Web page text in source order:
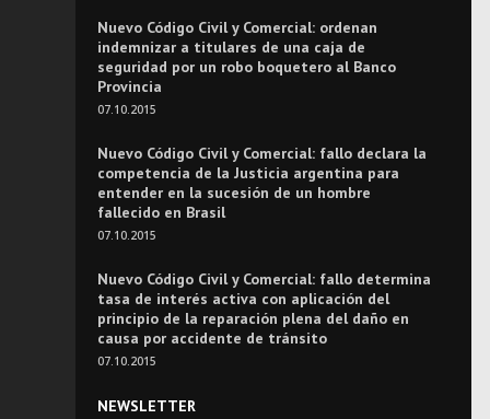
Nuevo Código Civil y Comercial: ordenan
indemnizar a titulares de una caja de
seguridad por un robo boquetero al Banco
Provincia
07.10.2015
Nuevo Código Civil y Comercial: fallo declara la
competencia de la Justicia argentina para
entender en la sucesión de un hombre
fallecido en Brasil
07.10.2015
Nuevo Código Civil y Comercial: fallo determina
tasa de interés activa con aplicación del
principio de la reparación plena del daño en
causa por accidente de tránsito
07.10.2015
NEWSLETTER